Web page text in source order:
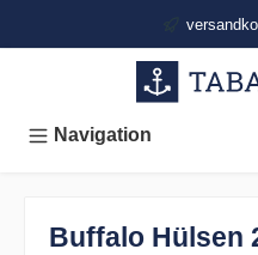
Navigation
Buffalo Hülsen